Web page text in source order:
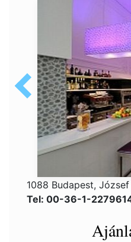
1088 Budapest,
Tel: 00-36-1-